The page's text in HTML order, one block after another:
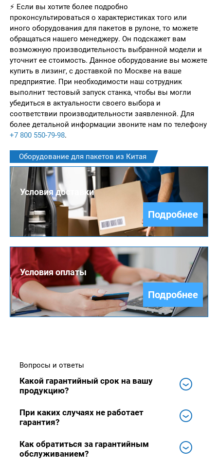
⚡ Если вы хотите более подробно
проконсультироваться о характеристиках того или
иного оборудования для пакетов в рулоне, то можете
обращаться нашего менеджеру. Он подскажет вам
возможную производительность выбранной модели и
уточнит ее стоимость. Данное оборудование вы можете
купить в лизинг, с доставкой по Москве на ваше
предприятие. При необходимости наш сотрудник
выполнит тестовый запуск станка, чтобы вы могли
убедиться в актуальности своего выбора и
соответствии производительности заявленной. Для
более детальной информации звоните нам по телефону
+7 800 550-79-98.
Оборудование для пакетов из Китая
Условия доставки
Подробнее
Условия оплаты
Подробнее
Вопросы и ответы
Какой гарантийный срок на вашу
продукцию?
При каких случаях не работает
гарантия?
Как обратиться за гарантийным
обслуживанием?